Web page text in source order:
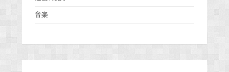
音楽